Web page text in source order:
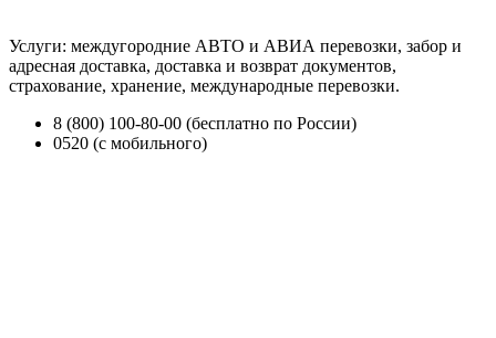
Услуги: междугородние АВТО и АВИА перевозки, забор и
адресная доставка, доставка и возврат документов,
страхование, хранение, международные перевозки.
8 (800) 100-80-00 (бесплатно по России)
0520 (с мобильного)